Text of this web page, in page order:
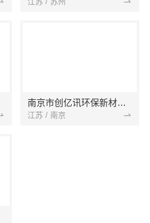
南京市创亿讯环保新材料有限公司
江苏 / 南京